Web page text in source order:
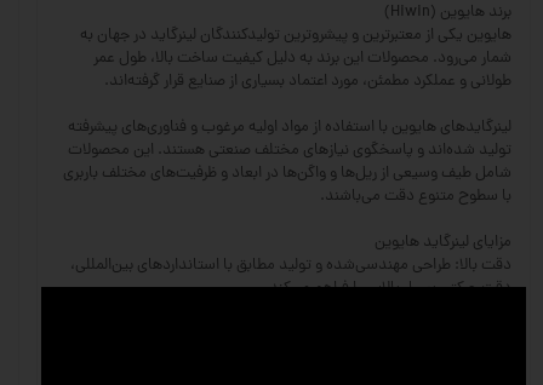
برند هایوین (Hiwin)
هایوین یکی از معتبرترین و پیشروترین تولیدکنندگان لینرگاید در جهان به
شمار می‌رود. محصولات این برند به دلیل کیفیت ساخت بالا، طول عمر
طولانی و عملکرد مطمئن، مورد اعتماد بسیاری از صنایع قرار گرفته‌اند.
لینرگایدهای هایوین با استفاده از مواد اولیه مرغوب و فناوری‌های پیشرفته
تولید شده‌اند و پاسخگوی نیازهای مختلف صنعتی هستند. این محصولات
شامل طیف وسیعی از ریل‌ها و واگن‌ها در ابعاد و ظرفیت‌های مختلف باربری
با سطوح متنوع دقت می‌باشند.
مزایای لینرگاید هایوین
دقت بالا: طراحی مهندسی‌شده و تولید مطابق با استانداردهای بین‌المللی،
دقت حرکتی بسیار بالایی را فراهم می‌کند.